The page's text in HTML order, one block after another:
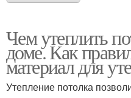
Чем утеплить
доме. Как
материал для
Утепление потолка